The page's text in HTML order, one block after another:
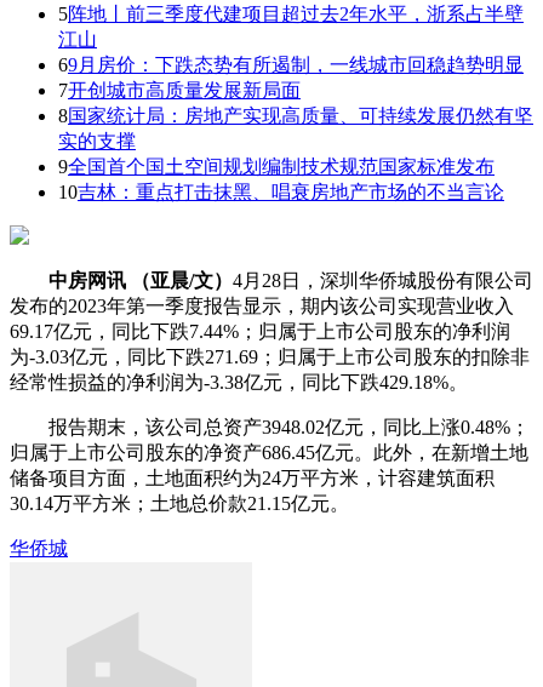
5阵地丨前三季度代建项目超过去2年水平，浙系占半壁
江山
69月房价：下跌态势有所遏制，一线城市回稳趋势明显
7开创城市高质量发展新局面
8国家统计局：房地产实现高质量、可持续发展仍然有坚
实的支撑
9全国首个国土空间规划编制技术规范国家标准发布
10吉林：重点打击抹黑、唱衰房地产市场的不当言论
中房网讯 （亚晨/文） 4月28日，深圳华侨城股份有限公司
发布的2023年第一季度报告显示，期内该公司实现营业收入
69.17亿元，同比下跌7.44%；归属于上市公司股东的净利润
为-3.03亿元，同比下跌271.69；归属于上市公司股东的扣除非
经常性损益的净利润为-3.38亿元，同比下跌429.18%。
报告期末，该公司总资产3948.02亿元，同比上涨0.48%；
归属于上市公司股东的净资产686.45亿元。此外，在新增土地
储备项目方面，土地面积约为24万平方米，计容建筑面积
30.14万平方米；土地总价款21.15亿元。
华侨城